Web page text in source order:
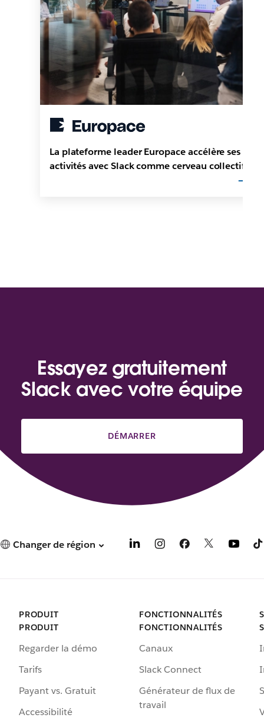
La plateforme leader Europace accélère ses
activités avec Slack comme cerveau collectif
Essayez gratuitement
Slack avec votre équipe
DÉMARRER
Changer de région
PRODUIT
PRODUIT
Regarder la démo
Tarifs
Payant vs. Gratuit
Accessibilité
FONCTIONNALITÉS
FONCTIONNALITÉS
Canaux
Slack Connect
Générateur de flux de
travail